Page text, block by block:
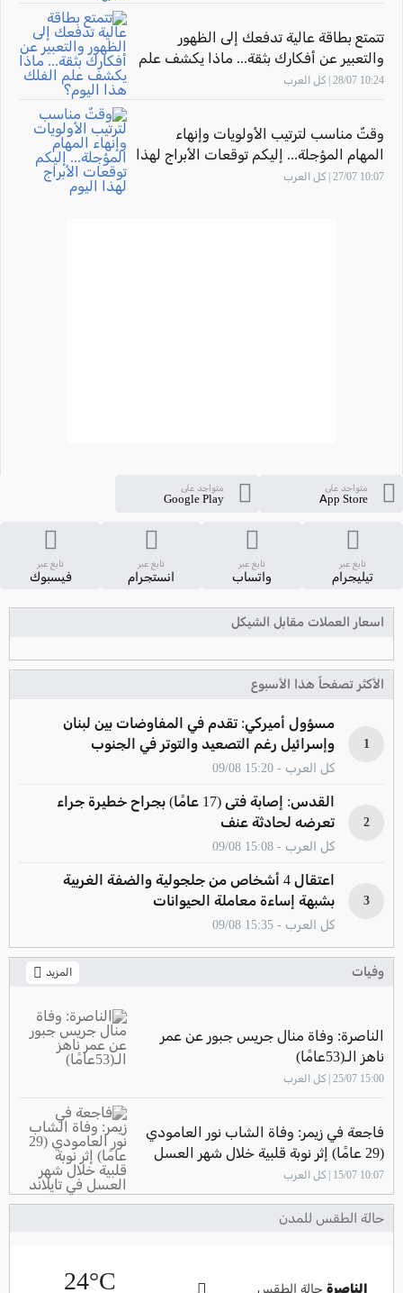
حالة الطقس للمدن
الناصرةحالة الطقس 24°C
تتمتع بطاقة عالية تدفعك إلى الظهور
والتعبير عن أفكارك بثقة... ماذا يكشف علم
الفلك هذا اليوم؟
10:24 28/07 | كل العرب
وقتٌ مناسب لترتيب الأولويات وإنهاء
المهام المؤجلة... إليكم توقعات الأبراج لهذا
اليوم
10:07 27/07 | كل العرب
متواجد على
App Store
متواجد على
Google Play
تابع عبر
تيليجرام
تابع عبر
واتساب
تابع عبر
انستجرام
تابع عبر
فيسبوك
اسعار العملات مقابل الشيكل
الأكثر تصفحاً هذا الأسبوع
1
مسؤول أميركي: تقدم في المفاوضات بين لبنان
وإسرائيل رغم التصعيد والتوتر في الجنوب
كل العرب - 15:20 09/08
2
القدس: إصابة فتى (17 عامًا) بجراح خطيرة جراء
تعرضه لحادثة عنف
كل العرب - 15:08 09/08
3
اعتقال 4 أشخاص من جلجولية والضفة الغربية
بشبهة إساءة معاملة الحيوانات
كل العرب - 15:35 09/08
وفيات المزيد
الناصرة: وفاة منال جريس جبور عن عمر
ناهز الـ(53عامًا)
15:00 25/07 | كل العرب
فاجعة في زيمر: وفاة الشاب نور العامودي
(29 عامًا) إثر نوبة قلبية خلال شهر العسل
في تايلاند
10:07 15/07 | كل العرب